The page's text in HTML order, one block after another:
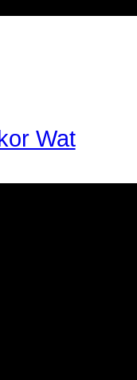
Wat